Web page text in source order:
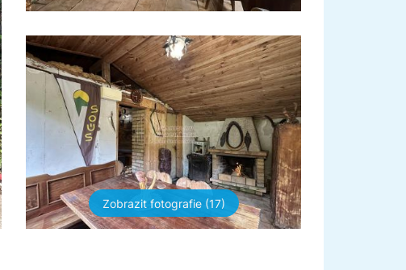
Zobrazit fotografie (17)